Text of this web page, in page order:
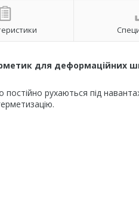
для деформаційних
постійно рухаються під